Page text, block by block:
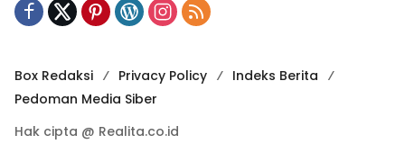
Box Redaksi Privacy Policy
Indeks Berita
Pedoman Media Siber
Hak cipta @ Realita.co.id